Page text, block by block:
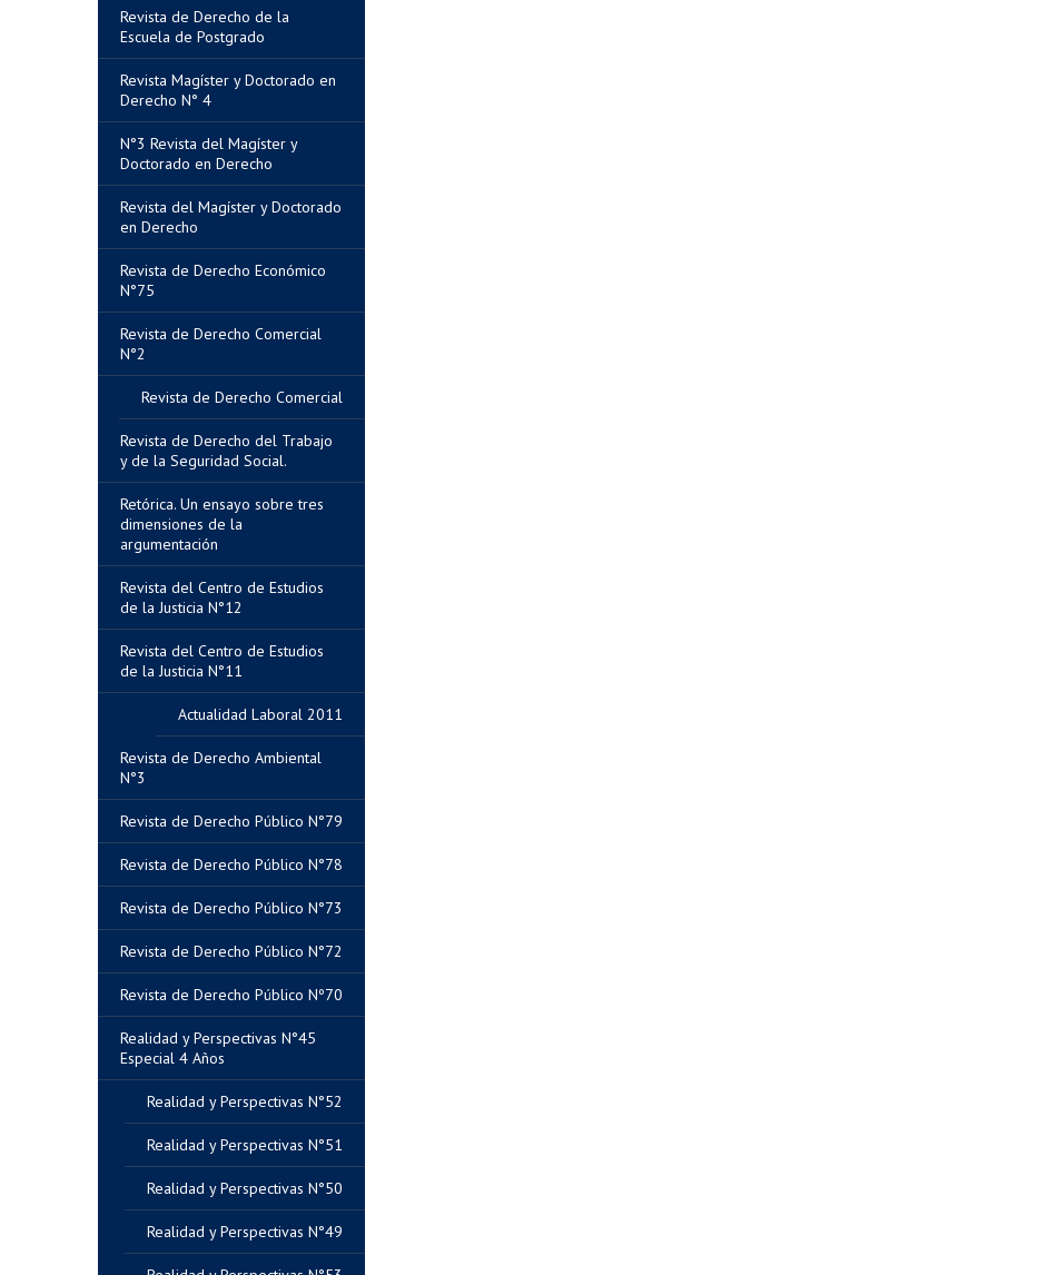
Realidad y Perspectivas N°49
Realidad y Perspectivas N°50
Realidad y Perspectivas N°51
Realidad y Perspectivas N°52
Realidad y Perspectivas N°45
Especial 4 Años
Revista de Derecho Público Nº70
Revista de Derecho Público N°72
Revista de Derecho Público N°73
Revista de Derecho Público N°78
Revista de Derecho Público N°79
Revista de Derecho Ambiental
N°3
Actualidad Laboral 2011
Revista del Centro de Estudios
de la Justicia N°11
Revista del Centro de Estudios
de la Justicia N°12
Retórica. Un ensayo sobre tres
dimensiones de la
argumentación
Revista de Derecho del Trabajo
y de la Seguridad Social.
Revista de Derecho Comercial
Revista de Derecho Comercial
N°2
Revista de Derecho Económico
N°75
Revista del Magíster y Doctorado
en Derecho
N°3 Revista del Magíster y
Doctorado en Derecho
Revista Magíster y Doctorado en
Derecho N° 4
Revista de Derecho de la
Escuela de Postgrado